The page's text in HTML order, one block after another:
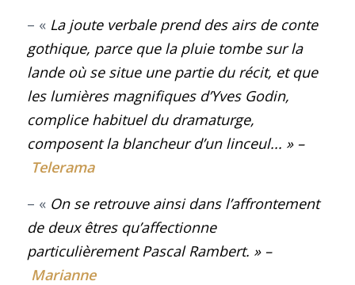
– « La joute verbale prend des airs de conte
gothique, parce que la pluie tombe sur la
lande où se situe une partie du récit, et que
les lumières magnifiques d’Yves Godin,
complice habituel du dramaturge,
composent la blancheur d’un linceul... » –
Telerama
– « On se retrouve ainsi dans l’affrontement
de deux êtres qu’affectionne
particulièrement Pascal Rambert. » –
Marianne